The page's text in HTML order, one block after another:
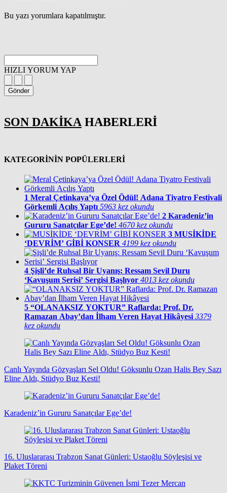
Bu yazı yorumlara kapatılmıştır.
HIZLI YORUM YAP
Gönder
SON DAKİKA HABERLERİ
KATEGORİNİN POPÜLERLERİ
1 Meral Çetinkaya’ya Özel Ödül! Adana Tiyatro Festivali
Görkemli Açılış Yaptı 5963 kez okundu
2 Karadeniz’in
Gururu Sanatçılar Ege’de! 4670 kez okundu
3 MUSİKİDE
‘DEVRİM’ GİBİ KONSER 4199 kez okundu
4 Şişli’de Ruhsal Bir Uyanış: Ressam Sevil Duru
‘Kavuşum Serisi’ Sergisi Başlıyor 4013 kez okundu
5 “OLANAKSIZ YOKTUR” Raflarda: Prof. Dr.
Ramazan Abay’dan İlham Veren Hayat Hikâyesi 3379
kez okundu
Canlı Yayında Gözyaşları Sel Oldu! Göksunlu Ozan Halis Bey Sazı
Eline Aldı, Stüdyo Buz Kesti!
Karadeniz’in Gururu Sanatçılar Ege’de!
16. Uluslararası Trabzon Sanat Günleri: Ustaoğlu Söyleşisi ve
Plaket Töreni